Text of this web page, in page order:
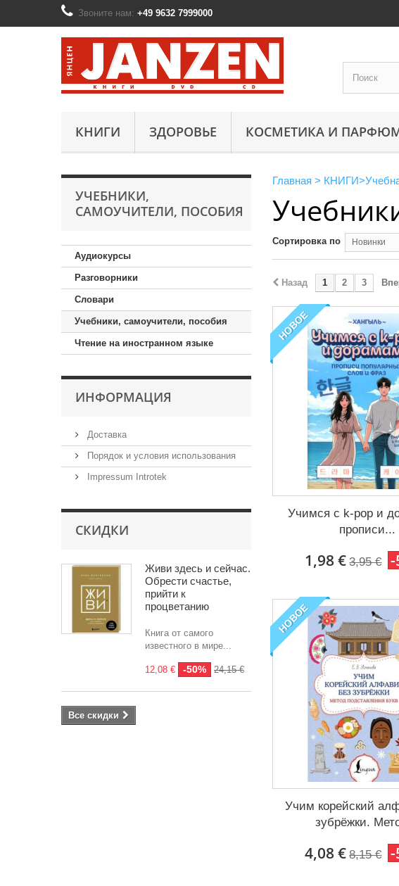
Звоните нам: +49 9632 7999000
КНИГИ ЗДОРОВЬЕ КОСМЕТИКА И
УЧЕБНИКИ,
САМОУЧИТЕЛИ, ПОСОБИЯ
Аудиокурсы
Разговорники
Словари
Учебники, самоучители, пособия
Чтение на иностранном языке
ИНФОРМАЦИЯ
Доставка
Порядок и условия использования
Impressum Introtek
СКИДКИ
Живи здесь и сейчас.
Обрести счастье,
прийти к
процветанию
Книга от самого
известного в мире...
12,08 € -50% 24,15 €
Все скидки
Главная > КНИГИ>
Сортировка по Новинки
Назад 1 2 3
НОВОЕ
Учимся с k-pop и
прописи...
1,98 € 3,95 €
НОВОЕ
Учим корейский
зубрёжки.
4,08 € 8,15 €